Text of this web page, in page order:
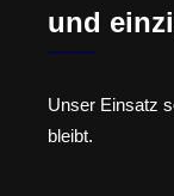
und
Unser Einsatz
bleibt.